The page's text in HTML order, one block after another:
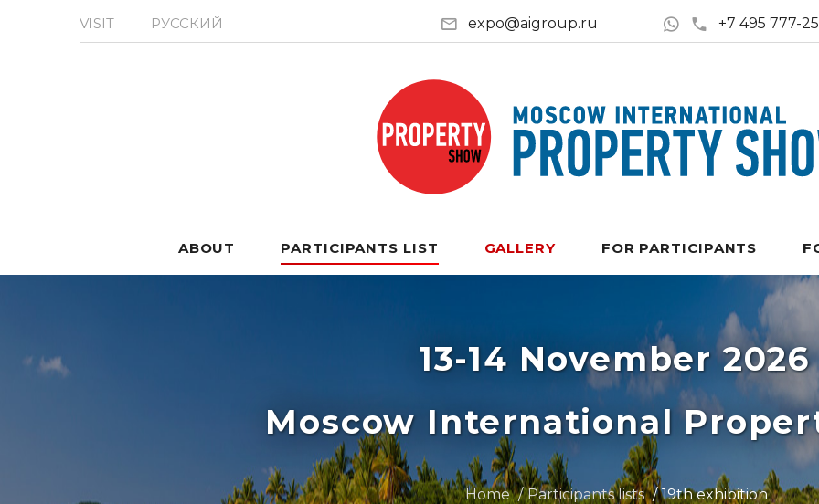
VISIT РУССКИЙ expo@aigroup.ru +7 495 777-
ABOUT PARTICIPANTS LIST GALLERY FOR PARTICIPANTS
13-14 November 2026
Moscow International
Home Participants lists 19th exhibition